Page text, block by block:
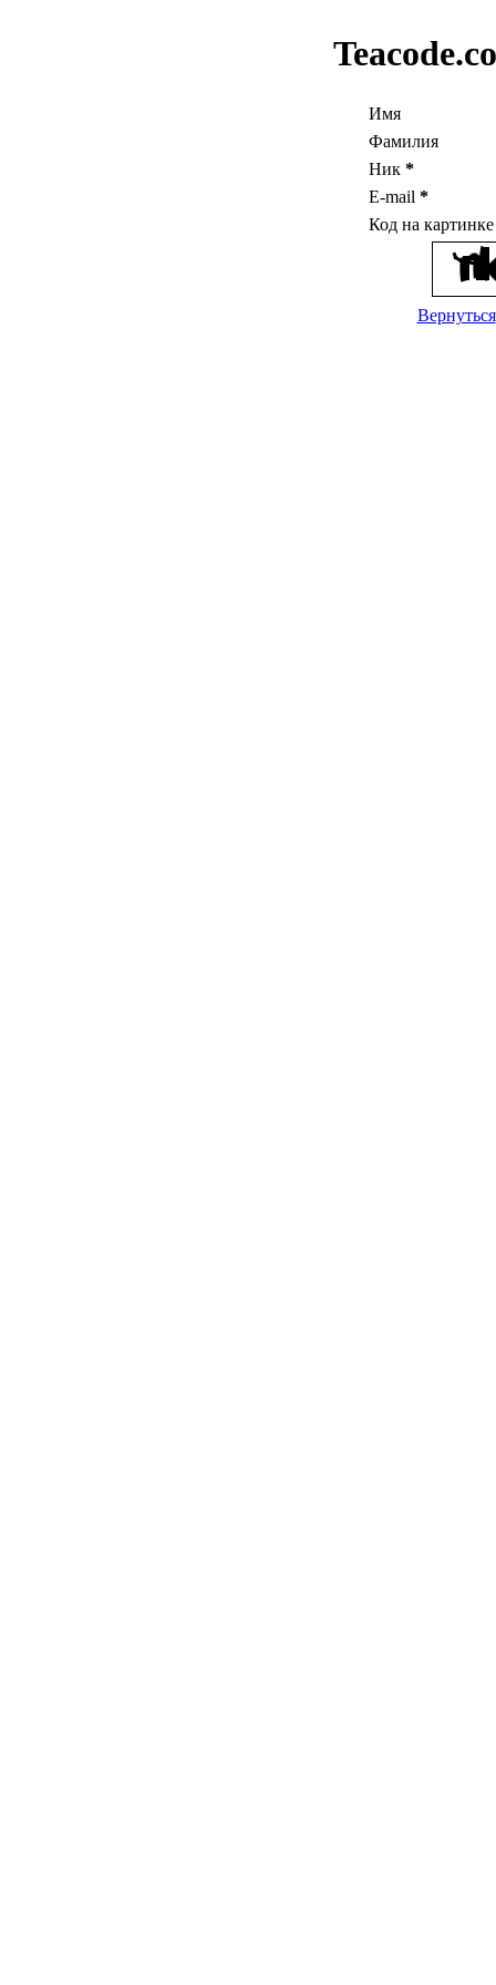
Имя
Фамилия
Ник *
E-mail *
Код на
Вернуться